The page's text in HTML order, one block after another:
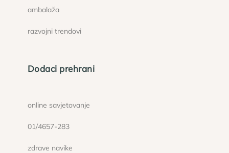
ambalaža
razvojni trendovi
Dodaci prehrani
online savjetovanje
01/4657-283
zdrave navike